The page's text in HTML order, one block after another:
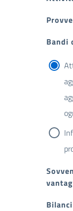
Bandi
Bilanci